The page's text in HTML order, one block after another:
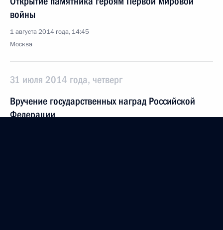
войны
1 августа 2014 года, 14:45
Москва
31 июля 2014 года, четверг
Вручение государственных наград Российской
Федерации